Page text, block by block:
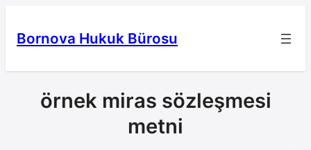
geçBornova Hukuk Bürosu
örnek miras sözleşmesi
metni